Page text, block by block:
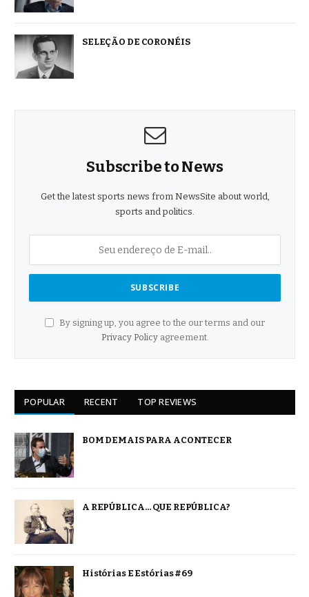
SELEÇÃO DE CORONÉIS
Subscribe to News
Get the latest sports news from NewsSite about world,
sports and politics.
By signing up, you agree to the our terms and our
Privacy Policyagreement.
POPULAR RECENT TOP REVIEWS
BOM DEMAIS PARA ACONTECER
A REPÚBLICA… QUE REPÚBLICA?
Histórias E Estórias #69